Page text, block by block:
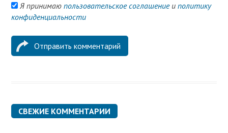
Я принимаюпользовательское соглашениеиполитику
конфиденциальности
СВЕЖИЕ КОММЕНТАРИИ